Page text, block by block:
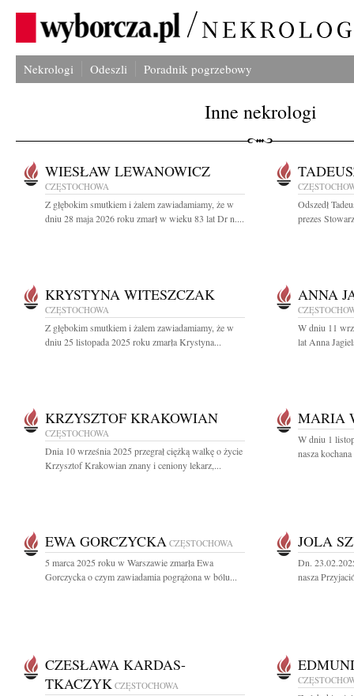
Nekrologi Odeszli Poradnik pogrzebowy
Inne nekrologi
WIESŁAW LEWANOWICZ
CZĘSTOCHOWA
Z głębokim smutkiem i żalem zawiadamiamy, że w
dniu 28 maja 2026 roku zmarł w wieku 83 lat Dr n....
Odszedł
prezes
KRYSTYNA WITESZCZAK
CZĘSTOCHOWA
Z głębokim smutkiem i żalem zawiadamiamy, że w
dniu 25 listopada 2025 roku zmarła Krystyna...
ANNA
W dniu 11
lat Anna
KRZYSZTOF KRAKOWIAN
CZĘSTOCHOWA
Dnia 10 września 2025 przegrał ciężką walkę o życie
Krzysztof Krakowian znany i ceniony lekarz,...
MARIA
W dniu 1
nasza
EWA GORCZYCKA CZĘSTOCHOWA
5 marca 2025 roku w Warszawie zmarła Ewa
Gorczycka o czym zawiadamia pogrążona w bólu...
JOLA
Dn.
nasza
CZESŁAWA KARDAS-
TKACZYK CZĘSTOCHOWA